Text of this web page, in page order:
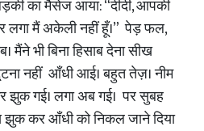
का मैसेज आया: “दीदी, आपकी
लगा मैं अकेली नहीं हूँ।” पेड़ फल,
मैंने भी बिना हिसाब देना सीख
नहीं आँधी आई। बहुत तेज़। नीम
झुक गई। लगा अब गई। पर सुबह
झुक कर आँधी को निकल जाने दिया